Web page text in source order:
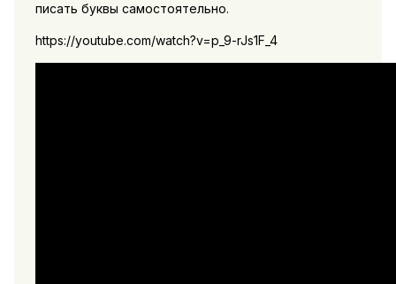
писать буквы самостоятельно.
https://youtube.com/watch?v=p_9-rJs1F_4